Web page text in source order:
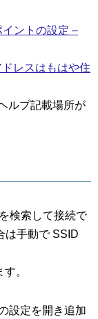
ントの設定 –
レスはもはや住
ルプ記載場所が
検索して接続で
は手動で SSID
。
設定を開き追加